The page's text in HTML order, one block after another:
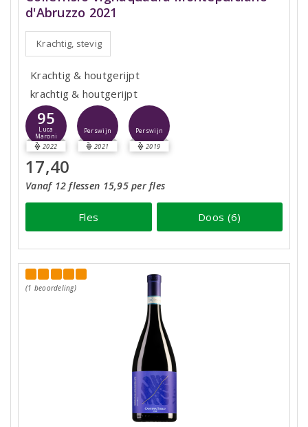
d'Abruzzo 2021
Krachtig, stevig
Krachtig & houtgerijpt
krachtig & houtgerijpt
95
Luca
Maroni
2022
Perswijn
2021
Perswijn
2019
17,40
Vanaf 12 flessen 15,95 per fles
Fles Doos (6)
(1 beoordeling)